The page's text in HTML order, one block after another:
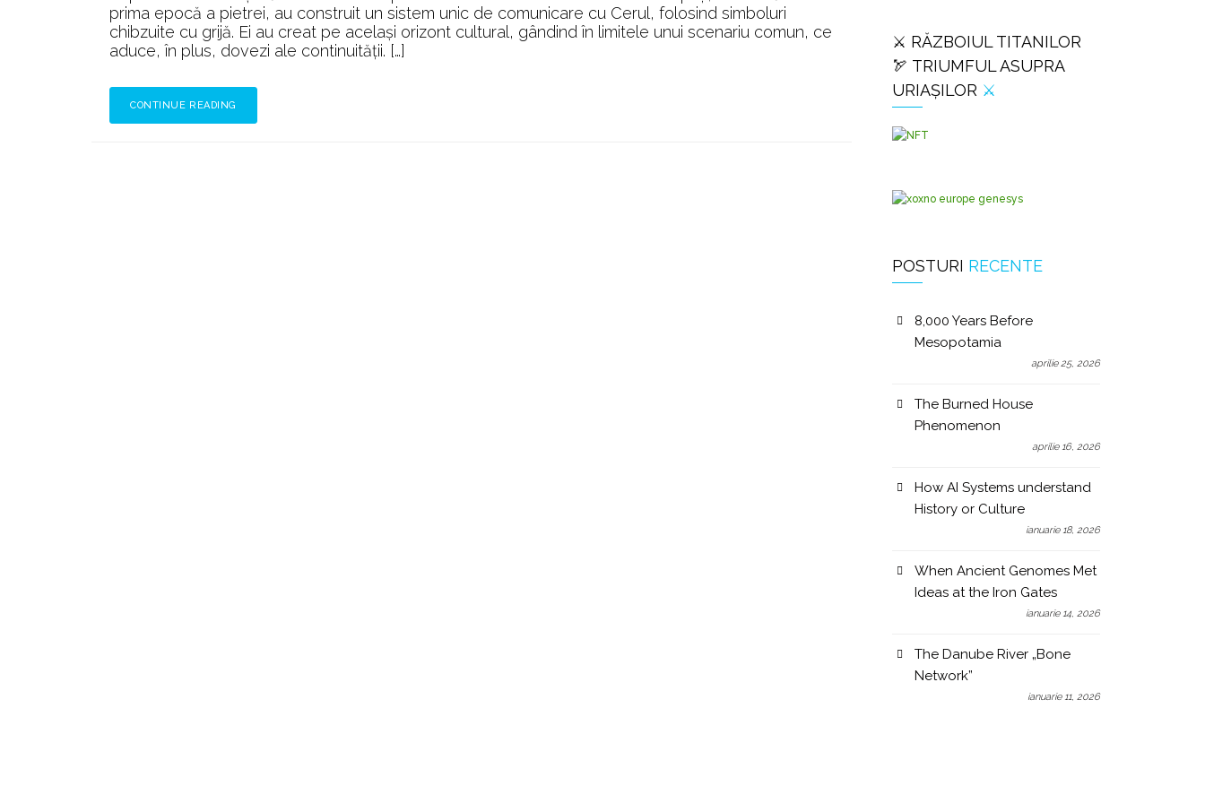
în
neolitic
prima epocă a pietrei, au construit un sistem unic de comunicare cu Cerul, folosind simboluri
chibzuite cu grijă. Ei au creat pe același orizont cultural, gândind în limitele unui scenariu comun, ce
aduce, în plus, dovezi ale continuității. […]
CONTINUE READING
⚔️ RĂZBOIUL TITANILOR
🏹 TRIUMFUL ASUPRA
URIAȘILOR ⚔️
POSTURI RECENTE
8,000 Years Before
Mesopotamia
aprilie 25, 2026
The Burned House
Phenomenon
aprilie 16, 2026
How AI Systems understand
History or Culture
ianuarie 18, 2026
When Ancient Genomes Met
Ideas at the Iron Gates
ianuarie 14, 2026
The Danube River „Bone
Network”
ianuarie 11, 2026